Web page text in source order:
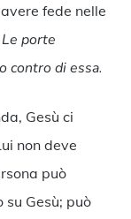
fede nelle
Le porte
contro di essa.
Gesù ci
non deve
può
Gesù; può